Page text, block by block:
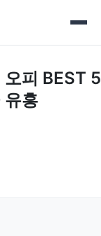
피 BEST 5
유흥